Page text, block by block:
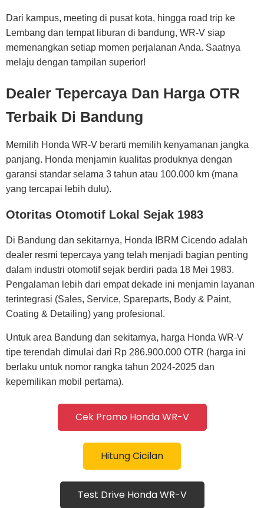
Dari kampus, meeting di pusat kota, hingga road trip ke
Lembang dan tempat liburan di bandung, WR-V siap
memenangkan setiap momen perjalanan Anda. Saatnya
melaju dengan tampilan superior!
Dealer Tepercaya Dan Harga OTR
Terbaik Di Bandung
Memilih Honda WR-V berarti memilih kenyamanan jangka
panjang. Honda menjamin kualitas produknya dengan
garansi standar selama 3 tahun atau 100.000 km (mana
yang tercapai lebih dulu).
Otoritas Otomotif Lokal Sejak 1983
Di Bandung dan sekitarnya, Honda IBRM Cicendo adalah
dealer resmi tepercaya yang telah menjadi bagian penting
dalam industri otomotif sejak berdiri pada 18 Mei 1983.
Pengalaman lebih dari empat dekade ini menjamin layanan
terintegrasi (Sales, Service, Spareparts, Body & Paint,
Coating & Detailing) yang profesional.
Untuk area Bandung dan sekitarnya, harga Honda WR-V
tipe terendah dimulai dari Rp 286.900.000 OTR (harga ini
berlaku untuk nomor rangka tahun 2024-2025 dan
kepemilikan mobil pertama).
Cek Promo Honda WR-V
Hitung Cicilan
Test Drive Honda WR-V